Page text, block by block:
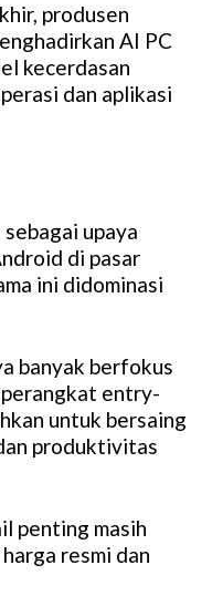
produsen
AI PC
kecerdasan
dan aplikasi
upaya
di pasar
ini didominasi
banyak berfokus
entry-
untuk bersaing
produktivitas
penting masih
resmi dan